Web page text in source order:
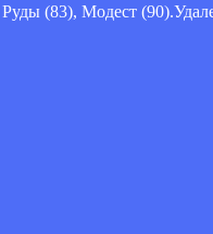
(83), Модест